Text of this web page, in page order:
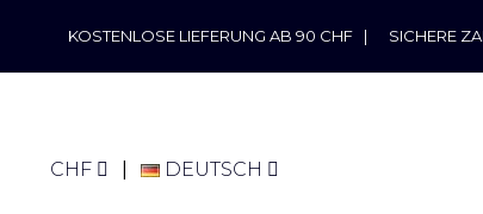
KOSTENLOSE LIEFERUNG AB 90 CHF | SICHERE
CHF DEUTSCH